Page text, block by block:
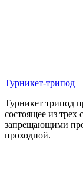
Турникет-трипод
Турникет трипод
состоящее из
запрещающими
проходной.